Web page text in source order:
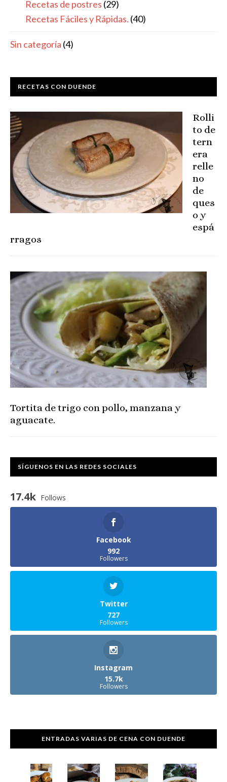
Recetas de postres (29)
Recetas Fáciles y Rápidas. (40)
Sin categoría (4)
RECETAS CON DUENDE
Rolli
to de
tern
era
relle
no
de
ques
o y
espá
rragos
Tortita de trigo con pollo, manzana y
aguacate.
SÍGUENOS EN LAS REDES SOCIALES
17.4k Follows
Facebook
992
Followers
Twitter
727
Followers
Instagram
15.7k
Followers
ENTRADAS VARIAS DE CENA CON DUENDE